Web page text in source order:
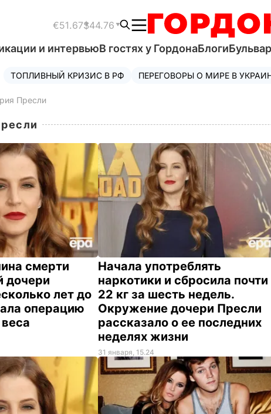
€51.67$44.76
и интервьюВ гостях у ГордонаБлогиБульвар
ТОПЛИВНЫЙ КРИЗИС В РФ ПЕРЕГОВОРЫ О МИРЕ В
Пресли
смерти
дочери
лет до
операцию
Начала употреблять
наркотики и сбросила почти
22 кг за шесть недель.
Окружение дочери Пресли
рассказало о ее последних
неделях жизни
31 января, 15.24